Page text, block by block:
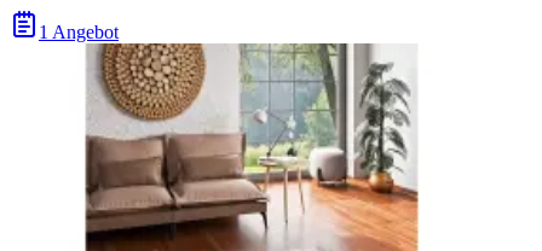
1 Angebot